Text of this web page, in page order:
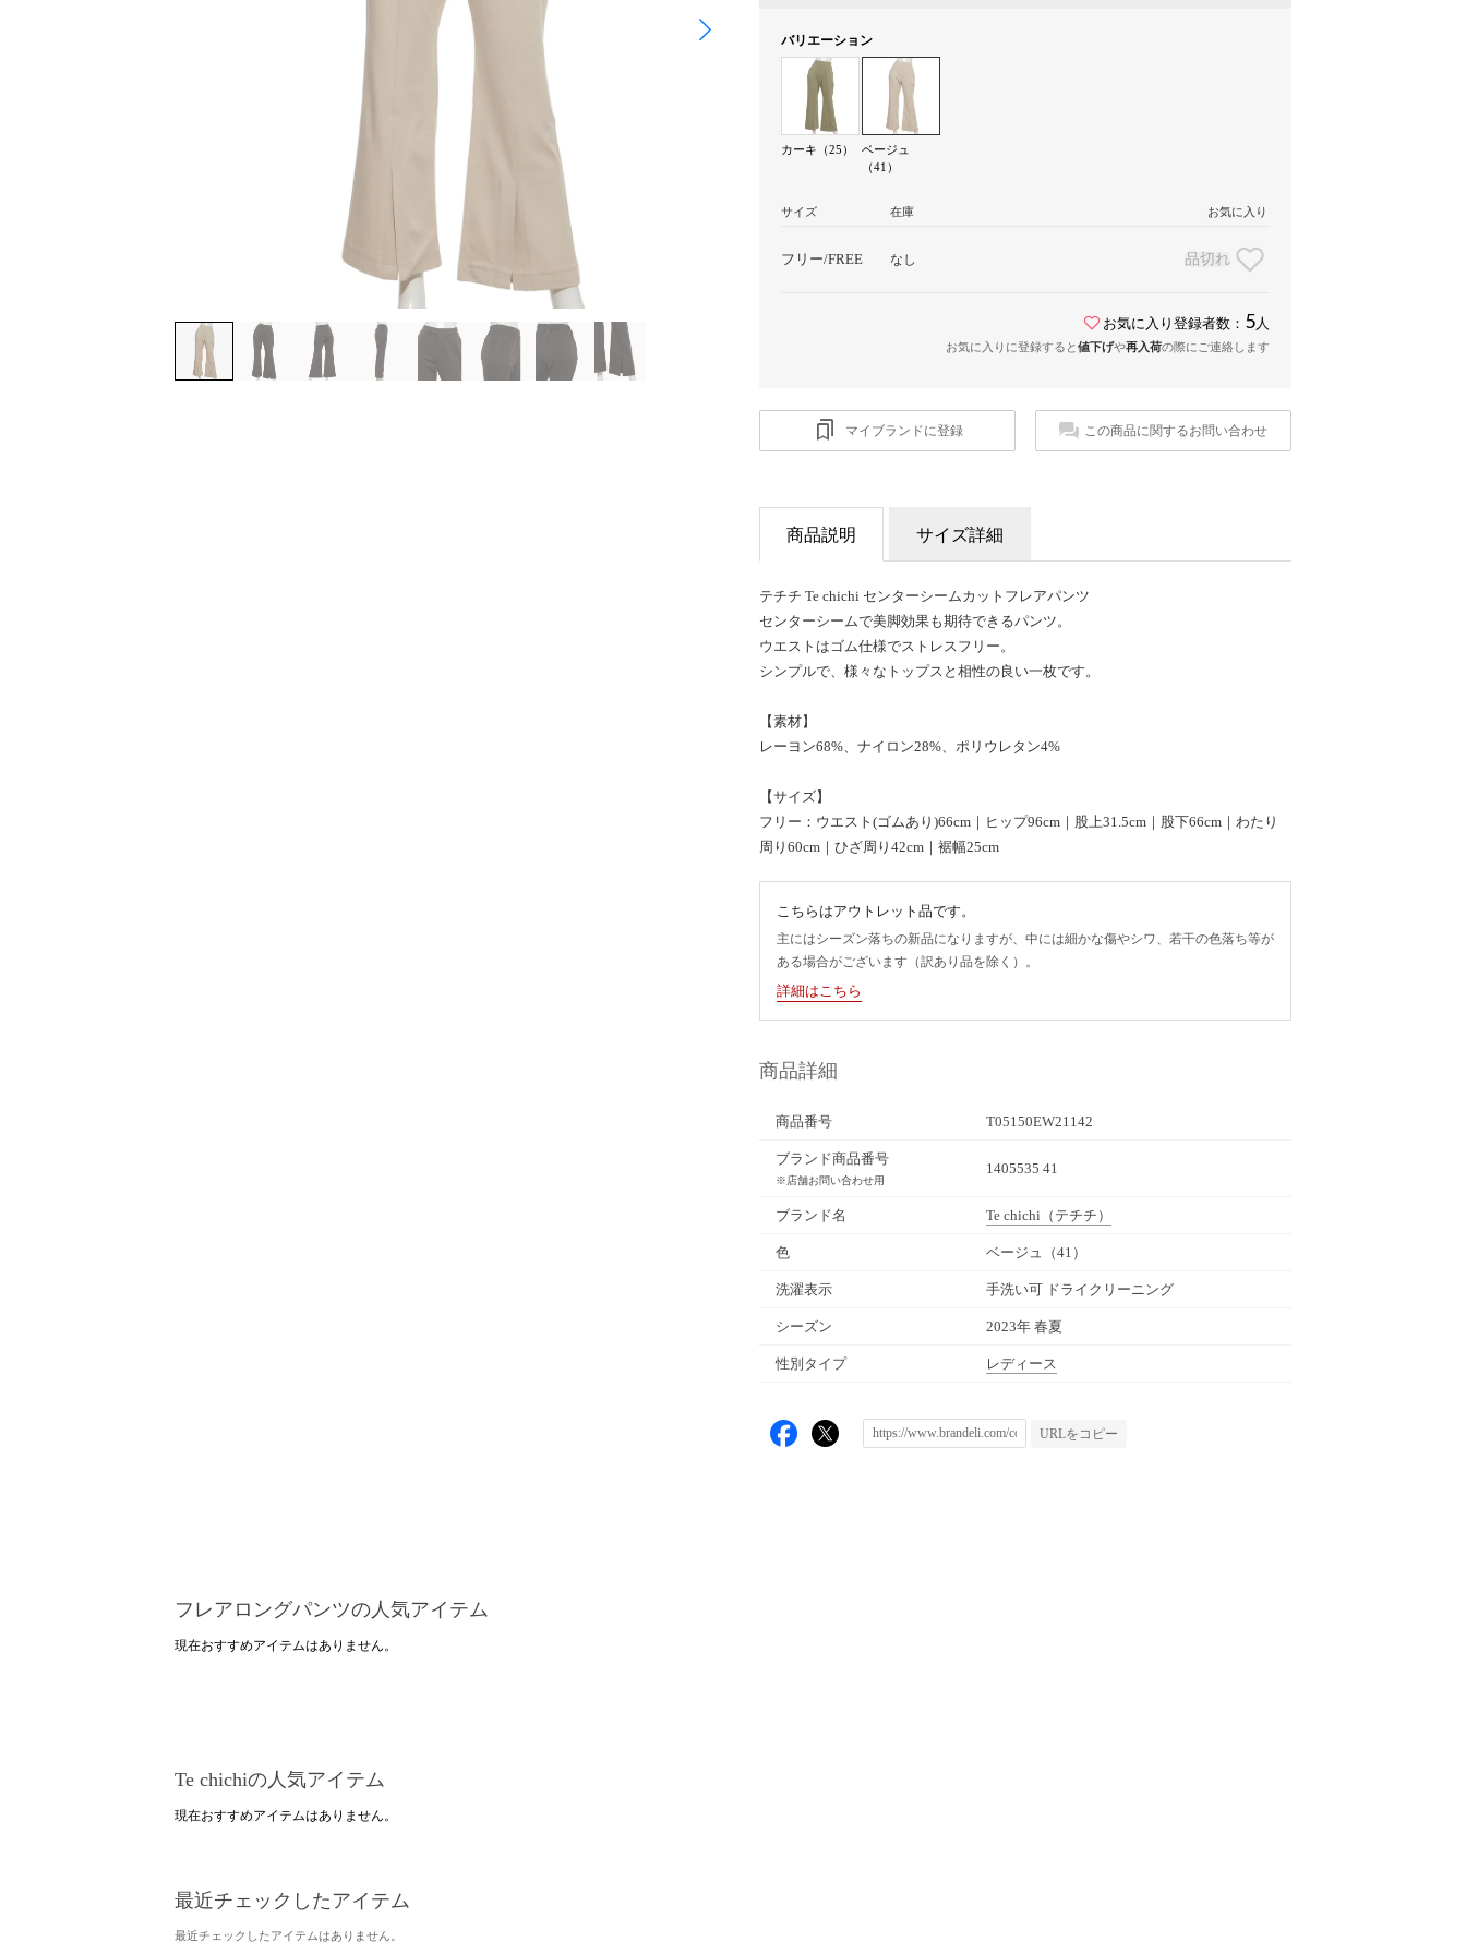
バリエーション
カーキ（25）
ベージュ
（41）
サイズ 在庫 お気に入り
フリー/FREE なし 品切れ
お気に入り登録者数： 5 人
お気に入りに登録すると値下げや再入荷の際にご連絡します
マイブランドに登録 この商品に関するお問い合わせ
商品説明 サイズ詳細
テチチ Te chichi センターシームカットフレアパンツ
センターシームで美脚効果も期待できるパンツ。
ウエストはゴム仕様でストレスフリー。
シンプルで、様々なトップスと相性の良い一枚です。
【素材】
レーヨン68%、ナイロン28%、ポリウレタン4%
【サイズ】
フリー：ウエスト(ゴムあり)66cm｜ヒップ96cm｜股上31.5cm｜股下66cm｜わたり
周り60cm｜ひざ周り42cm｜裾幅25cm
こちらはアウトレット品です。
主にはシーズン落ちの新品になりますが、中には細かな傷やシワ、若干の色落ち等が
ある場合がございます（訳あり品を除く）。
詳細はこちら
商品詳細
商品番号 T05150EW21142
ブランド商品番号
※店舗お問い合わせ用
1405535 41
ブランド名 Te chichi （テチチ）
色 ベージュ（41）
洗濯表示 手洗い可 ドライクリーニング
シーズン 2023年 春夏
性別タイプ レディース
URLをコピー
フレアロングパンツの人気アイテム
現在おすすめアイテムはありません。
Te chichiの人気アイテム
現在おすすめアイテムはありません。
最近チェックしたアイテム
最近チェックしたアイテムはありません。